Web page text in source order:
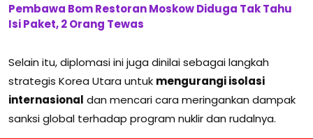
Pembawa Bom Restoran Moskow Diduga Tak Tahu
Isi Paket, 2 Orang Tewas
Selain itu, diplomasi ini juga dinilai sebagai langkah
strategis Korea Utara untuk mengurangi isolasi
internasional dan mencari cara meringankan dampak
sanksi global terhadap program nuklir dan rudalnya.